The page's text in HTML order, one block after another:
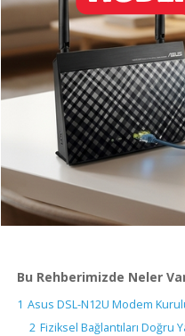
Bu Rehberimizde Neler
1 Asus DSL-N12U Modem
2 Fiziksel Bağlantıları Doğru